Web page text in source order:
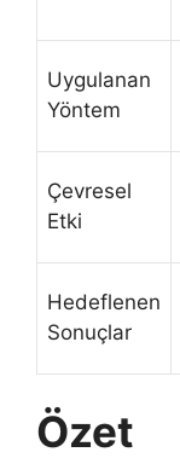
Uygulanan
Yöntem
Çevresel
Etki
Hedeflenen
Sonuçlar
Özet